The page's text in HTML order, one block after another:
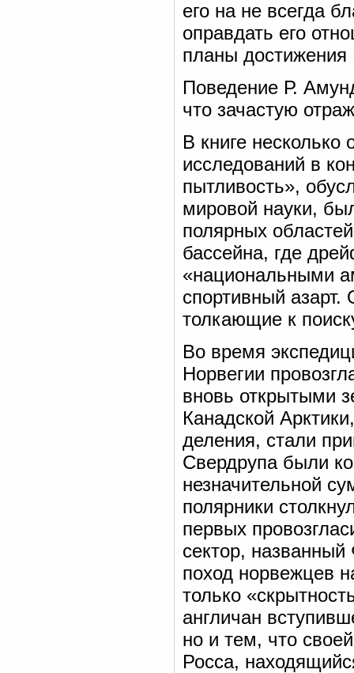
его на не всегда
оправдать его
планы
Поведение Р.
что зачастую
В книге
исследований в
пытливость»,
мировой науки,
полярных
бассейна, где
«национальными
спортивный
толкающие к
Во время
Норвегии
вновь открытыми
Канадской
деления, стали
Свердрупа были
незначительной
полярники
первых
сектор,
поход норвежцев
только
англичан
но и тем, что
Росса,